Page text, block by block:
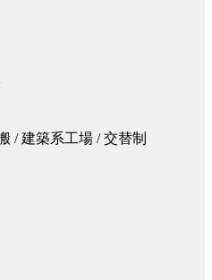
/ 建築系工場 / 交替制